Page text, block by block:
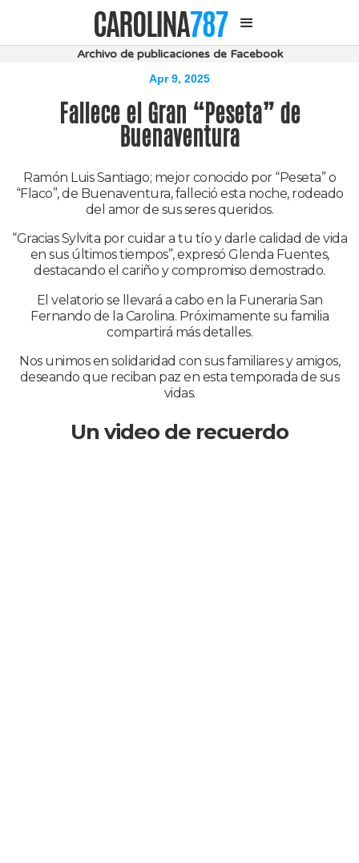
CAROLINA787
Archivo de publicaciones de Facebook
Apr 9, 2025
Fallece el Gran “Peseta” de
Buenaventura
Ramón Luis Santiago; mejor conocido por “Peseta” o
“Flaco”, de Buenaventura, falleció esta noche, rodeado
del amor de sus seres queridos.
“Gracias Sylvita por cuidar a tu tío y darle calidad de vida
en sus últimos tiempos”, expresó Glenda Fuentes,
destacando el cariño y compromiso demostrado.
El velatorio se llevará a cabo en la Funeraria San
Fernando de la Carolina. Próximamente su familia
compartirá más detalles.
Nos unimos en solidaridad con sus familiares y amigos,
deseando que reciban paz en esta temporada de sus
vidas.
Un video de recuerdo